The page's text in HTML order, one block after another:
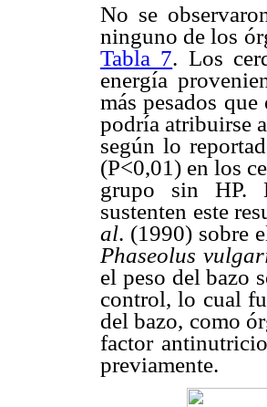
No se
ninguno de los
Tabla 7. Los
energía
más pesados
podría atribuirse
según lo
(P<0,01) en los
grupo sin HP.
sustenten este
al. (1990) sobre
Phaseolus
el peso del bazo
control, lo cual
del bazo, como
factor
previamente.